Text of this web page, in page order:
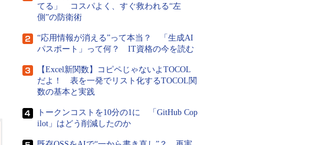
てる」 コスパよく、すぐ救われる“左
側”の防衛術
“応用情報が消える”って本当？ 「生成AI
パスポート」って何？ IT資格の今を読む
【Excel新関数】コピペじゃないよTOCOL
だよ！ 表を一発でリスト化するTOCOL関
数の基本と実践
トークンコストを10分の1に 「GitHub Cop
ilot」はどう削減したのか